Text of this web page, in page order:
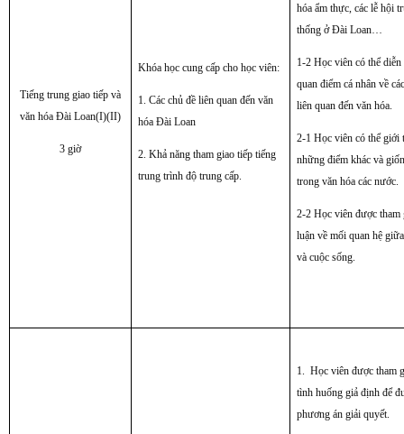
Tiếng trung giao tiếp và
văn hóa Đài Loan(I)(II)
3 giờ
Khóa học cung cấp cho học viên:
1. Các chủ đề liên quan đến văn
hóa Đài Loan
2. Khả năng tham giao tiếp tiếng
trung trình độ trung cấp.
hóa ẩm thực, các lễ hội
thống ở Đài Loan…
1-2 Học viên có thể
quan điểm cá nhân về
liên quan đến văn hóa.
2-1 Học viên có thể giới
những điểm khác và
trong văn hóa các nước.
2-2 Học viên được tham
luận về mối quan hệ
và cuộc sống.
1. Học viên được tham
tình huống giả định để
phương án giải quyết.